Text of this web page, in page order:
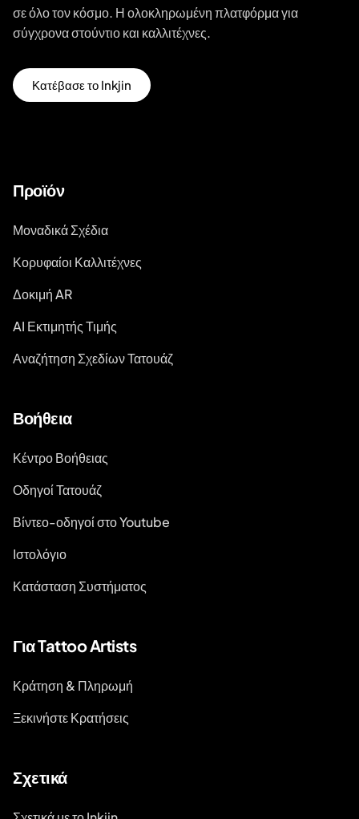
σε όλο τον κόσμο. Η ολοκληρωμένη πλατφόρμα για
σύγχρονα στούντιο και καλλιτέχνες.
Κατέβασε το Inkjin
Προϊόν
Μοναδικά Σχέδια
Κορυφαίοι Καλλιτέχνες
Δοκιμή AR
AI Εκτιμητής Τιμής
Αναζήτηση Σχεδίων Τατουάζ
Βοήθεια
Κέντρο Βοήθειας
Οδηγοί Τατουάζ
Βίντεο-οδηγοί στο Youtube
Ιστολόγιο
Κατάσταση Συστήματος
Για Tattoo Artists
Κράτηση & Πληρωμή
Ξεκινήστε Κρατήσεις
Σχετικά